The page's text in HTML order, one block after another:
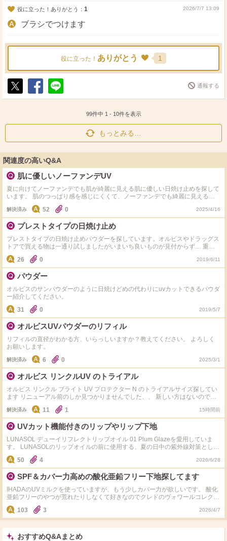
役に立った！ありがとう： 1 2026/7/7 13:09
ブラシでつけます
役に立った！ ありがとう 1
ポ
シ
送
通報する
99件中 1 - 10件を表示
もっとみる…
関連度の高いQ&A
肌に優しいノーファンデUV
夏に向けてノーファンデでも肌が綺麗に見える肌に優しい日焼け止めを探して
います。 肌のつっぱり感を感じにくくて、ノーファンデでも綺麗に見える毛
穴落ちしにくい日焼け止め下地はありますか？ リリーフサンライス + プロバ
イオティクス（韓国コスメ）、オルビスの人気のUV、ナリスのトーンアーム
UVが気になっています。 使ったことがある方がいたらどれがおすすめでしょ
うか？ 私は肌は赤ら顔で少しシミが気になっています…ブルベ夏で色は白い
方です。 日焼けしたら赤くなり皮が剥けるので大変なので、何回塗り直して
も毛穴落ちせず綺麗に仕上がる日焼け止めを探しています。 ちなみに、コス
メデコルテのカラーUV下地はパープルが毛穴落ちもせず凄く気に入りました
が（モロモロは出ますが…）臭いに耐えられませんでした…。
解決済み 52 0 2025/4/16
プレストタイプの日焼け止め
プレストタイプの日焼け止めパウダーを探しています。オルビスやドラッグス
トアで買える物は一通り試しましたがいまいち良いものが見付からず… 重ね
塗りしても汚くならず、肌に優しく3000円以内で買える物が希望です。肌の
色はブルベ夏で少し色白です。よろしくお願いいたします。
26 0 2019/6/11
パウダー
オルビスのサンパウダーのように日焼けどめの代わりにuvカットできるパウダ
ー紹介してください。
31
0 2019/5/7
オルビスUVパウダーのリフィル
リフィルの直径がわかる方、いらっしいますか？教えてください。 よろしく
お願いします。
解決済み 6 0 2025/3/1
オルビス リンクルUV のトライアル
オルビス リンクル ブライト UV プロテクター N のトライアルサイズ探してい
ます リニューアル前のしか見つかりませんでした、、 新しい方はないのです
スターで手に塗った感じはよかったですが、敏感肌なのでトライアルでちゃん
と試してから問題なければ現品買いたいと思ってます。
解決済み 11 1 15時間前
UVカット機能付きのリップやリップ下地
LUNASOL デューイリフレクトリップオイル 01 Plum Glazeを愛用していま
す。 LUNASOLのリップオイルの前に使用する、夏の日中の紫外線対策とし
て、UVカット機能付きのリップやリップ下地を探しています。 最初はヴィセ
アヴァン リッププライマーを購入しようと思っていたのですが、現在は購入
できないようでした。 そこで、 ADDICTION リップ プライマー UV ORBIS リ
ップバームUV が気になっています。 LUNASOLのリップオイルと合わせた場
合の使用感や相性はどうでしょうか？ また、この用途でおすすめのUVカット
機能付きのリップやリップ下地があれば、ぜひ教えていただきたいです。
50 4 2026/6/28
SPF＆カバー力高めの酸化亜鉛フリー下地探してます
IHADAのUVミルクを使っていますが、もう少しカバー力が欲しいです。 酸化
亜鉛フリーのやつが荒れたりしなくて好きなのでクレドのヴォワールコレクチ
ュールも気に入っていますが、UVカットが心もとないです。 オルビスのリン
クルブライトプロテクターなどの日焼け止めを重ねたりもするのですが、 重
ねると崩れやすくなるので1本で高めの日焼け止め効果とつけ心地、カバー力
を兼ね備えたものはないですかね？ クッションファンデは苦手なので下地兼
日焼け止めかリキッドファンデを探してます。
103 3 2026/4/7
おすすめQ&Aまとめ